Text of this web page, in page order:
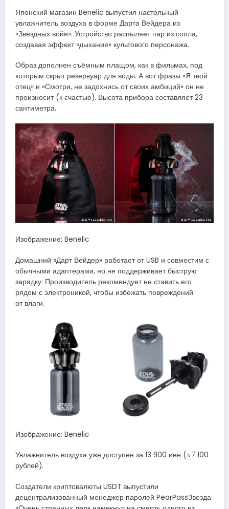
Японский магазин Benelic выпустил настольный
увлажнитель воздуха в форме Дарта Вейдера из
«Звёздных войн». Устройство распыляет пар из сопла,
создавая эффект «дыхания» культового персонажа.
Образ дополнен съёмным плащом, как в фильмах, под
которым скрыт резервуар для воды. А вот фразы «Я твой
отец» и «Смотри, не задохнись от своих амбиций» он не
произносит (к счастью). Высота прибора составляет 23
сантиметра.
Изображение: Benelic
Домашний «Дарт Вейдер» работает от USB и совместим с
обычными адаптерами, но не поддерживает быструю
зарядку. Производитель рекомендует не ставить его
рядом с электроникой, чтобы избежать повреждений
от влаги.
Изображение: Benelic
Увлажнитель воздуха уже доступен за 13 900 иен (≈7 100
рублей).
Создатели криптовалюты USDT выпустили
децентрализованный менеджер паролей PearPassЗвезда